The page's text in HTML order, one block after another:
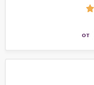
от